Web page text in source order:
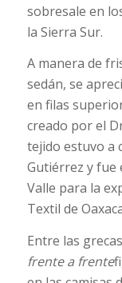
sobresale en
la Sierra Sur.
A manera de
sedán, se
en filas
creado por el
tejido estuvo a
Gutiérrez y fue
Valle para la
Textil de
Entre las
frente a frente